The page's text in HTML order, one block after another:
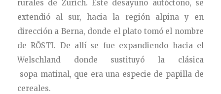
rurales de Zurich. Este desayuno autóctono, se
extendió al sur, hacia la región alpina y en
dirección a Berna, donde el plato tomó el nombre
de RÖSTI. De allí se fue expandiendo hacia el
Welschland donde sustituyó la clásica
sopa matinal, que era una especie de papilla de
cereales.